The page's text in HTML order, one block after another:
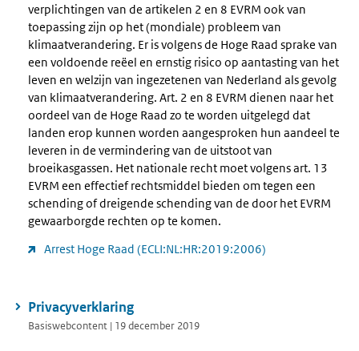
verplichtingen van de artikelen 2 en 8 EVRM ook van
toepassing zijn op het (mondiale) probleem van
klimaatverandering. Er is volgens de Hoge Raad sprake van
een voldoende reëel en ernstig risico op aantasting van het
leven en welzijn van ingezetenen van Nederland als gevolg
van klimaatverandering. Art. 2 en 8 EVRM dienen naar het
oordeel van de Hoge Raad zo te worden uitgelegd dat
landen erop kunnen worden aangesproken hun aandeel te
leveren in de vermindering van de uitstoot van
broeikasgassen. Het nationale recht moet volgens art. 13
EVRM een effectief rechtsmiddel bieden om tegen een
schending of dreigende schending van de door het EVRM
gewaarborgde rechten op te komen.
Arrest Hoge Raad (ECLI:NL:HR:2019:2006)
Privacyverklaring
Basiswebcontent | 19 december 2019